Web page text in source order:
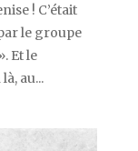
! C’était
le groupe
Et le
au...